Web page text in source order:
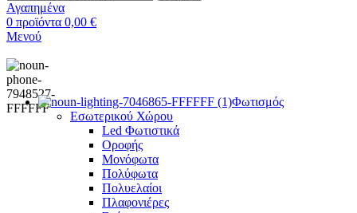
Αγαπημένα
0 προϊόντα 0,00 €
Μενού
Φωτισμός
Εσωτερικού Χώρου
Led Φωτιστικά
Οροφής
Μονόφωτα
Πολύφωτα
Πολυελαίοι
Πλαφονιέρες